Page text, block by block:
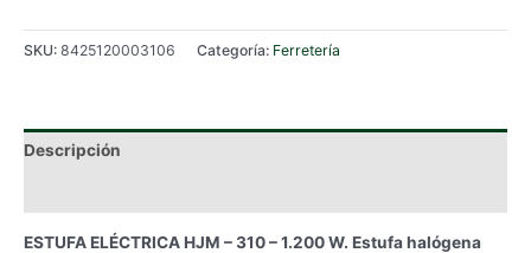
SKU: 8425120003106 Categoría: Ferretería
Descripción
ESTUFA ELÉCTRICA HJM – 310 – 1.200 W. Estufa halógena